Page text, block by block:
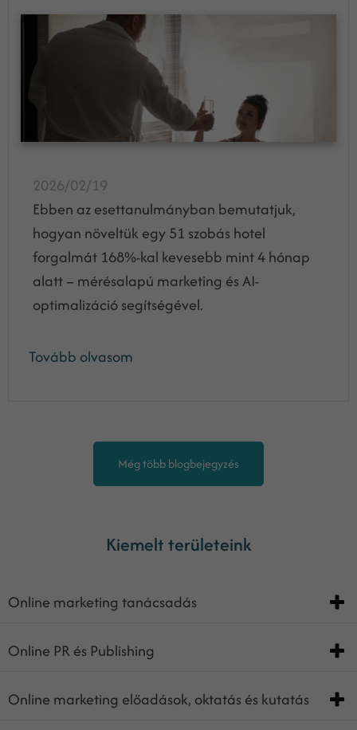
2026/02/19
Ebben az esettanulmányban bemutatjuk,
hogyan növeltük egy 51 szobás hotel
forgalmát 168%-kal kevesebb mint 4 hónap
alatt – mérésalapú marketing és AI-
optimalizáció segítségével.
Tovább olvasom
Még több blogbejegyzés
Kiemelt területeink
Online marketing tanácsadás
Online PR és Publishing
Online marketing előadások, oktatás és kutatás